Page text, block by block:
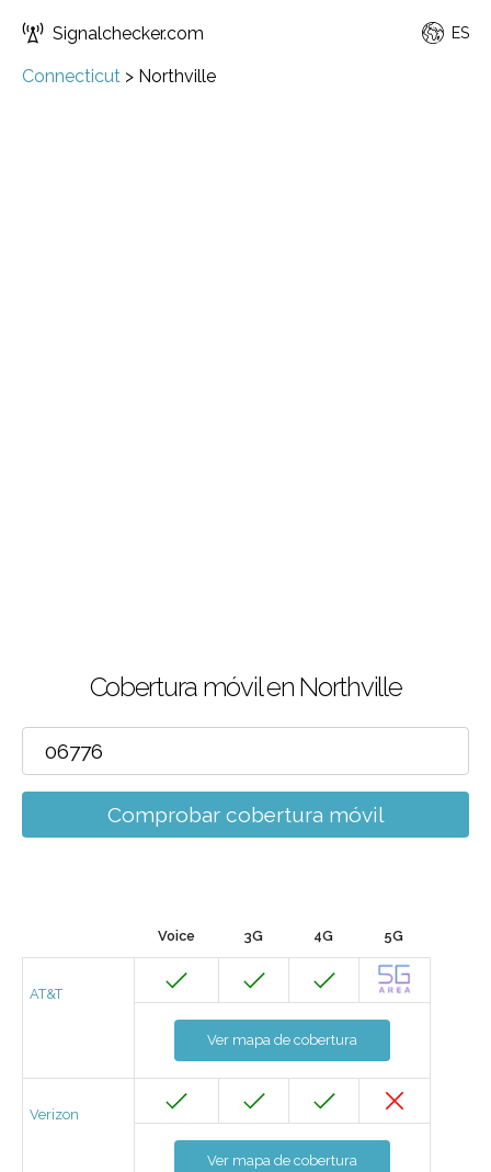
Signalchecker.com ES
Connecticut > Northville
Cobertura móvil en Northville
Comprobar cobertura móvil
Voice 3G 4G 5G
AT&T
Ver mapa de cobertura
Verizon
Ver mapa de cobertura